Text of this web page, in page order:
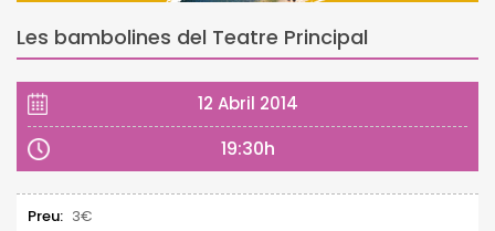
Les bambolines del Teatre Principal
12 Abril 2014
19:30h
Preu: 3€